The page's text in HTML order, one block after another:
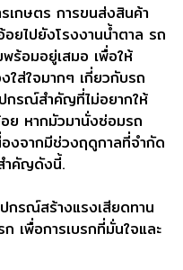
เกษตร การขนส่งสินค้า
ยไปยังโรงงานน้ำตาล รถ
ร้อมอยู่เสมอ เพื่อให้
ใส่ใจมากๆ เกี่ยวกับรถ
กรณ์สำคัญที่ไม่อยากให้
อย หากมัวมานั่งซ่อมรถ
งจากมีช่วงฤดูกาลที่จำกัด
ำคัญดังนี้.
กรณ์สร้างแรงเสียดทาน
เพื่อการเบรกที่มั่นใจและ